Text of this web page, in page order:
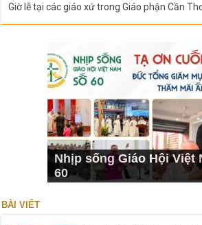
Giờ lễ tại các giáo xứ trong Giáo phận Cần
Nhịp sống Giáo Hội Việt
60
BÀI VIẾT